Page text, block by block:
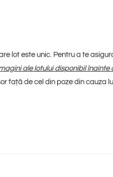
lot este unic. Pentru a te
ale lotului disponibil înainte
față de cel din poze din cauza